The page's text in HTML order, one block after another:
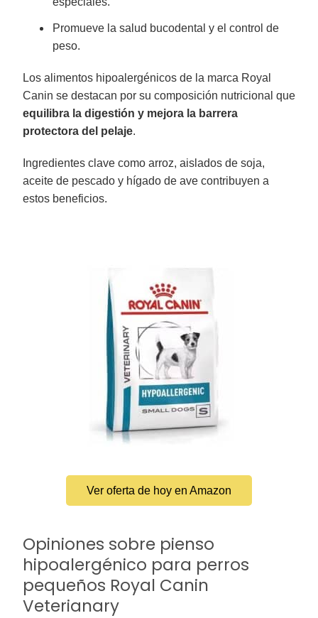
Promueve la salud bucodental y el control de
peso.
Los alimentos hipoalergénicos de la marca Royal
Canin se destacan por su composición nutricional que
equilibra la digestión y mejora la barrera
protectora del pelaje.
Ingredientes clave como arroz, aislados de soja,
aceite de pescado y hígado de ave contribuyen a
estos beneficios.
Ver oferta de hoy en Amazon
Opiniones sobre pienso
hipoalergénico para perros
pequeños Royal Canin
Veterianary